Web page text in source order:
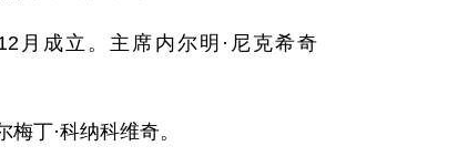
月成立。主席内尔明·尼克希奇
丁·科纳科维奇。